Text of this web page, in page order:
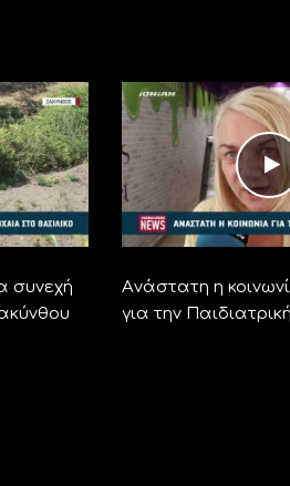
συνεχή
Aνάστατη η
για την